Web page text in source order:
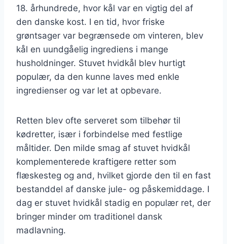
18. århundrede, hvor kål var en vigtig del af
den danske kost. I en tid, hvor friske
grøntsager var begrænsede om vinteren, blev
kål en uundgåelig ingrediens i mange
husholdninger. Stuvet hvidkål blev hurtigt
populær, da den kunne laves med enkle
ingredienser og var let at opbevare.
Retten blev ofte serveret som tilbehør til
kødretter, især i forbindelse med festlige
måltider. Den milde smag af stuvet hvidkål
komplementerede kraftigere retter som
flæskesteg og and, hvilket gjorde den til en fast
bestanddel af danske jule- og påskemiddage. I
dag er stuvet hvidkål stadig en populær ret, der
bringer minder om traditionel dansk
madlavning.